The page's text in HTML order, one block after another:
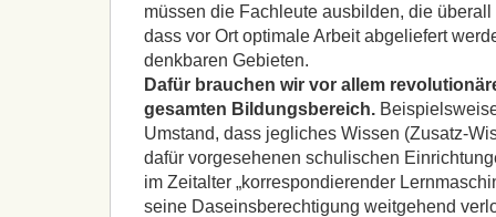
müssen die Fachleute ausbilden, die
dass vor Ort optimale Arbeit abgeliefert
denkbaren Gebieten.
Dafür brauchen wir vor allem
gesamten Bildungsbereich.
Umstand, dass jegliches Wissen (Zusatz-
dafür vorgesehenen schulischen
im Zeitalter „korrespondierender
seine Daseinsberechtigung weitgehend